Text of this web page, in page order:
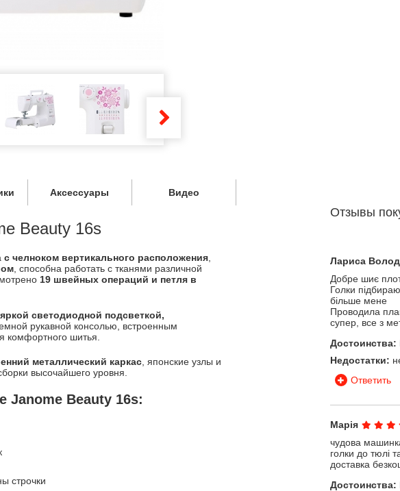
Аксессуары Видео
Beauty 16s
с челноком вертикального расположения
, способна работать с тканями различной
19 швейных операций и петля в
светодиодной подсветкой,
рукавной консолью, встроенным
комфортного шитья.
металлический каркас , японские узлы и
высочайшего уровня.
Janome Beauty 16s:
строчки
Отзывы
Лариса
Добре шиє
Голки
більше мене
Проводила
супер, все з
Достоинства:
Недостатки:
Ответить
Марія
чудова
голки до тюлі
доставка
Достоинства: